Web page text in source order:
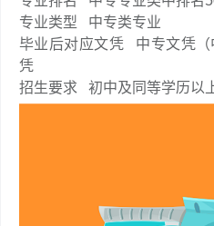
专业类型
中专类专业
毕业后对应文凭
中专文凭
凭
招生要求
初中及同等学历以